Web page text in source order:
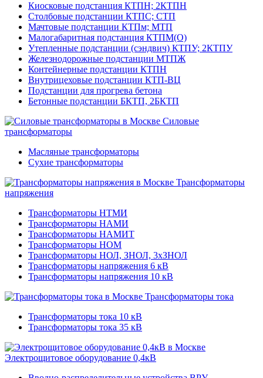
Киосковые подстанция КТПН; 2КТПН
Столбовые подстанции КТПС; СТП
Мачтовые подстанции КТПм; МТП
Малогабаритная подстанция КТПМ(О)
Утепленные подстанции (сэндвич) КТПУ; 2КТПУ
Железнодорожные подстанции МТПЖ
Контейнерные подстанции КТПН
Внутрицеховые подстанции КТП-ВЦ
Подстанции для прогрева бетона
Бетонные подстанции БКТП, 2БКТП
Силовые
трансформаторы
Масляные трансформаторы
Сухие трансформаторы
Трансформаторы
напряжения
Трансформаторы НТМИ
Трансформаторы НАМИ
Трансформаторы НАМИТ
Трансформаторы НОМ
Трансформаторы НОЛ, ЗНОЛ, 3хЗНОЛ
Трансформаторы напряжения 6 кВ
Трансформаторы напряжения 10 кВ
Трансформаторы тока
Трансформаторы тока 10 кВ
Трансформаторы тока 35 кВ
Электрощитовое оборудование 0,4кВ